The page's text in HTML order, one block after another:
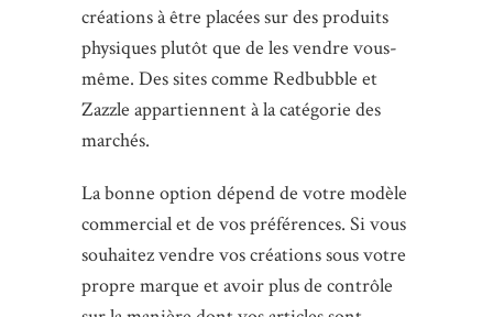
créations à être placées sur des produits
physiques plutôt que de les vendre vous-
même. Des sites comme Redbubble et
Zazzle appartiennent à la catégorie des
marchés.
La bonne option dépend de votre modèle
commercial et de vos préférences. Si vous
souhaitez vendre vos créations sous votre
propre marque et avoir plus de contrôle